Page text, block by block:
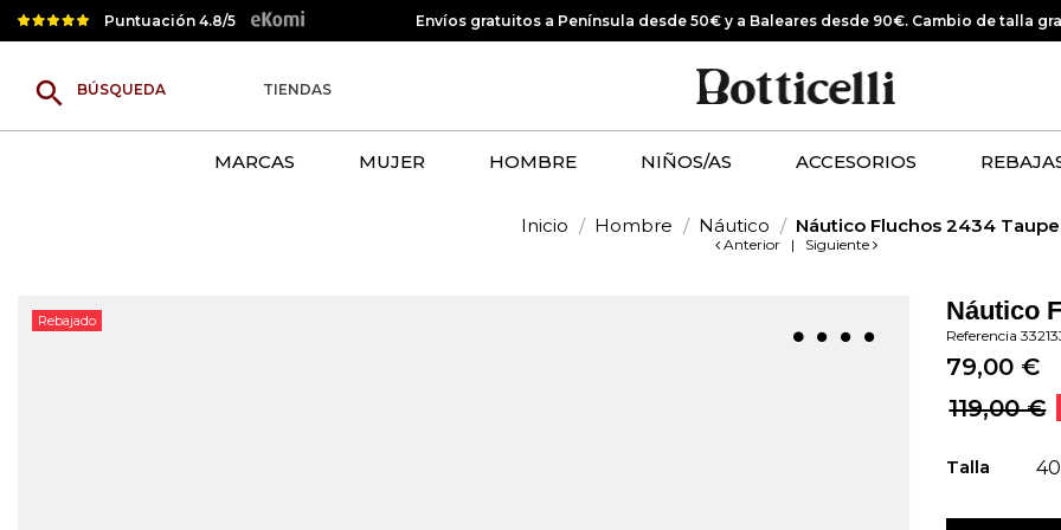
Puntuación 4.8/5 Envíos gratuitos a Península desde 50€ y a Baleares desde 90€. Cambio de talla
search TIENDAS
MARCAS MUJER HOMBRE NIÑOS/AS ACCESORIOS
Inicio Hombre Náutico Náutico Fluchos 2434 Taupe
Anterior | Siguiente
Rebajado Náutico
Referencia
79,00 €
119,00 €
Talla 40